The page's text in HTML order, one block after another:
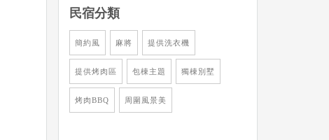
民宿分類
簡約風 麻將 提供洗衣機
提供烤肉區 包棟主題 獨棟別墅
烤肉BBQ 周圍風景美